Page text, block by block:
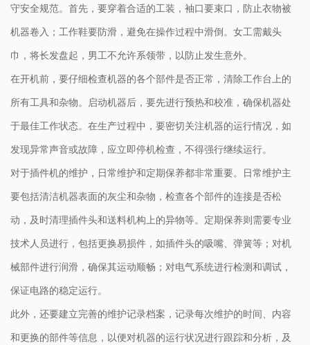
守安全规范。首先，要穿着合适的工装，袖口要束口，防止衣物被
机器卷入；工作鞋要防滑，避免在操作过程中滑倒。女工需戴头
巾，将长发盘起，男工不允许系领带，以防止发生意外。
在开机前，要仔细检查机器的各个部件是否正常，清除工作台上的
所有工具和杂物。启动机器后，要先进行预热和校准，确保机器处
于最佳工作状态。在生产过程中，要密切关注机器的运行情况，如
发现异常声音或故障，应立即停机检查，不得强行继续运行。
对于插件机的维护，日常维护和定期保养都非常重要。日常维护主
要包括清洁机器表面的灰尘和杂物，检查各个部件的连接是否松
动，及时清理插件头和送料机构上的异物等。定期保养则需要专业
技术人员进行，包括更换易损件，如插件头的吸嘴、弹簧等；对机
械部件进行润滑，确保其运动顺畅；对电气系统进行检测和调试，
保证电路的稳定运行。
此外，还要建立完善的维护记录档案，记录每次维护的时间、内容
和更换的部件等信息，以便对机器的运行状况进行跟踪和分析，及